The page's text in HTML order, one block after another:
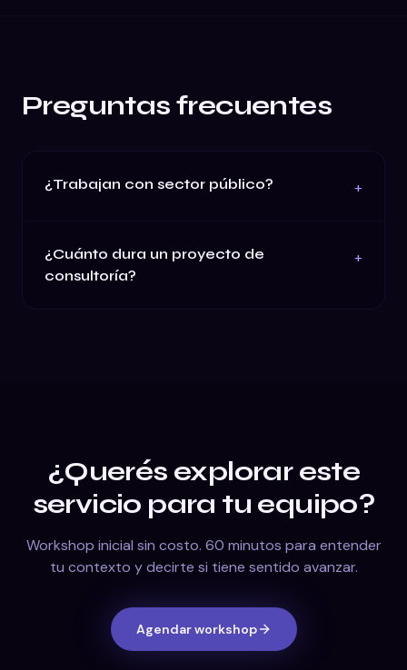
Preguntas frecuentes
¿Trabajan con sector público? +
¿Cuánto dura un proyecto de
consultoría?
+
¿Querés explorar este
servicio para tu equipo?
Workshop inicial sin costo. 60 minutos para entender
tu contexto y decirte si tiene sentido avanzar.
Agendar workshop